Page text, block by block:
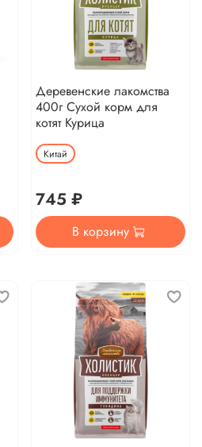
Деревенские лакомства
400г Сухой корм для
котят Курица
Китай
745 ₽
В корзину